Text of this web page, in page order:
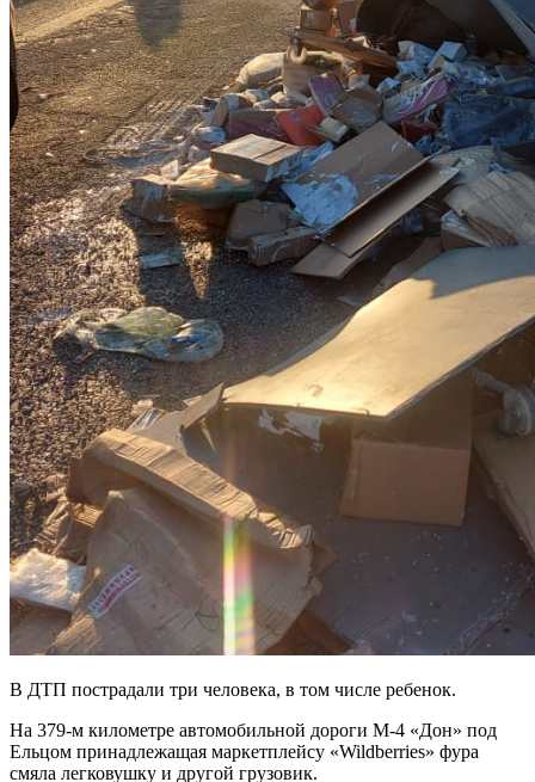
В ДТП пострадали три человека, в том числе ребенок.
На 379-м километре автомобильной дороги М-4 «Дон» под
Ельцом принадлежащая маркетплейсу «Wildberries» фура
смяла легковушку и другой грузовик.